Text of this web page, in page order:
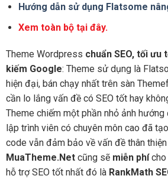
Hướng dẫn sử dụng Flatsome
Xem toàn bộ tại đây.
Theme Wordpress chuẩn SEO, tối ưu
kiếm Google: Theme sử dụng là
hiện đại, bán chạy nhất trên sàn
cần lo lắng vấn đề có SEO tốt hay
Theme chiếm một phần nhỏ ảnh hướng
lập trình viên có chuyên môn cao đã
code vẫn đảm bảo về vấn đề thân thiện
MuaTheme.Net cũng sẽ miễn phícho
hỗ trợ SEO tốt nhất đó là RankMath